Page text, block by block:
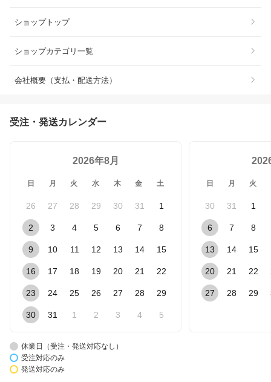
ショップトップ
ショップカテゴリ一覧
会社概要（支払・配送方法）
受注・発送カレンダー
2026年8月
日 月 火 水 木 金 土
26 27 28 29 30 31 1
2 3 4 5 6 7 8
9 10 11 12 13 14 15
16 17 18 19 20 21 22
23 24 25 26 27 28 29
30 31 1 2 3 4 5
日 月 火
30 31 1
6 7 8
13 14 15
20 21 22
27 28 29
休業日（受注・発送対応なし）
受注対応のみ
発送対応のみ